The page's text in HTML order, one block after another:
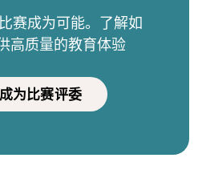
赛成为可能。了解如
高质量的教育体验
为比赛评委